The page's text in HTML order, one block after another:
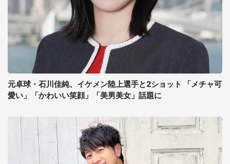
元卓球・石川佳純、イケメン陸上選手と2ショット 「メチャ可
愛い」「かわいい笑顔」「美男美女」話題に